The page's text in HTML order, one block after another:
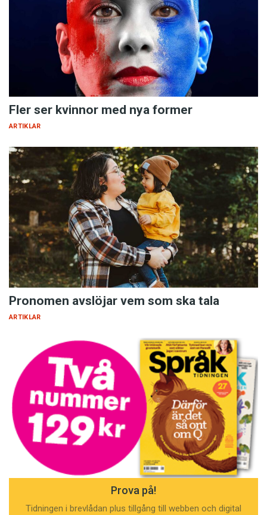
Fler ser kvinnor med nya former
ARTIKLAR
Pronomen avslöjar vem som ska tala
ARTIKLAR
Prova på!
Tidningen i brevlådan plus tillgång till webben och digital